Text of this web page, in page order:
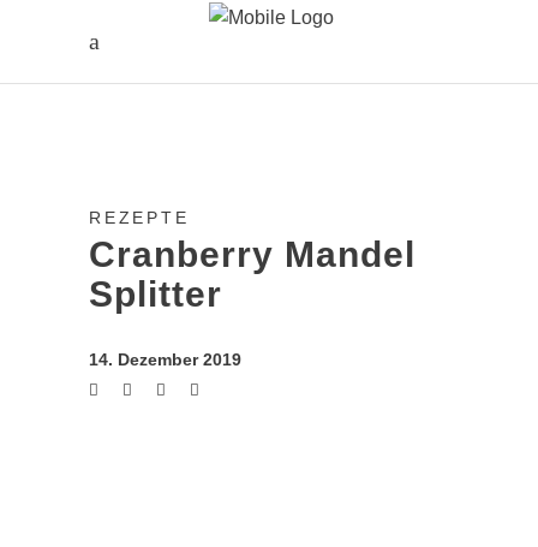
REZEPTE
Cranberry Mandel
Splitter
14. Dezember 2019